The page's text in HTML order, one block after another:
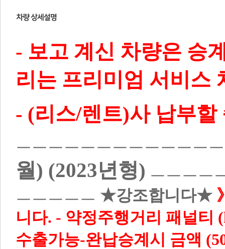
- 보고 계신 차량은 승
리는 프리미엄 서비스
- (리스/렌트)사 납부
ㅡㅡㅡㅡㅡㅡㅡㅡㅡㅡㅡㅡ
월) (2023년형) ㅡㅡㅡㅡ
ㅡㅡㅡㅡㅡ ★강조합니다★
니다. - 약정주행거리 패널티
수출가능-완납승계시 금액